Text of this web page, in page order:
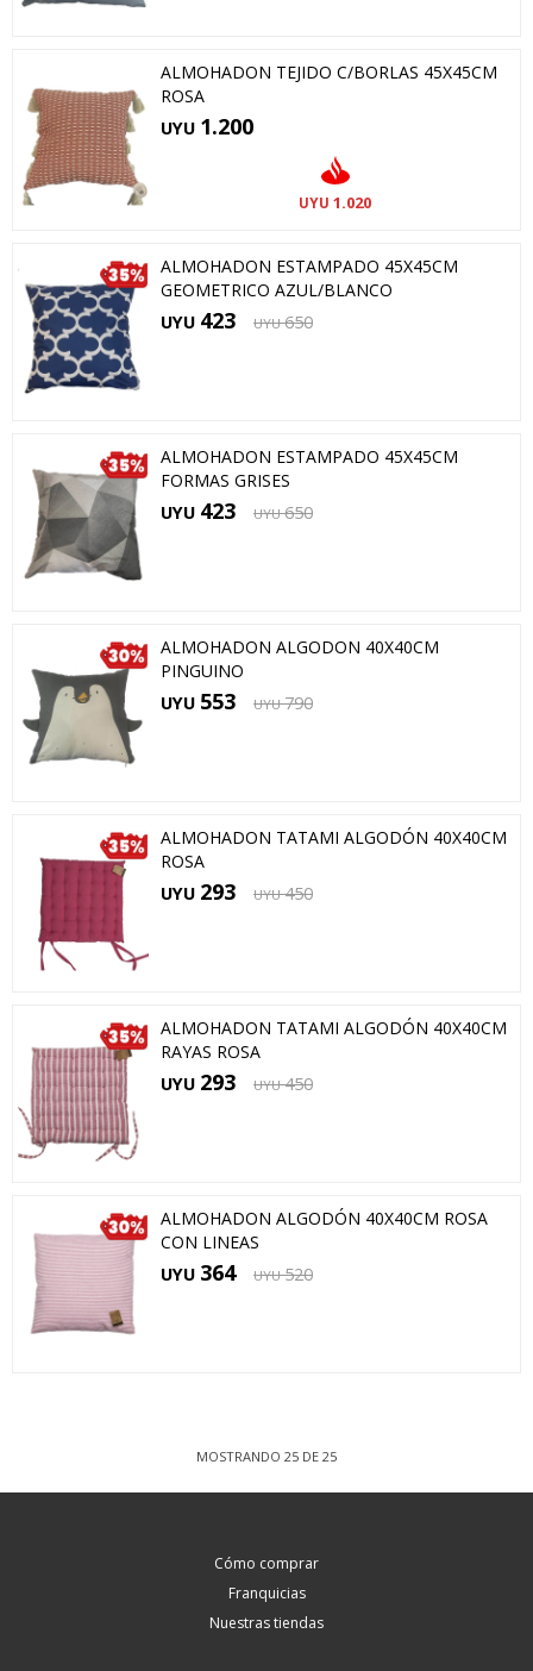
ALMOHADON TEJIDO C/BORLAS 45X45CM
ROSA
UYU 1.200
UYU 1.020
ALMOHADON ESTAMPADO 45X45CM
GEOMETRICO AZUL/BLANCO
UYU 423 UYU 650
ALMOHADON ESTAMPADO 45X45CM
FORMAS GRISES
UYU 423 UYU 650
ALMOHADON ALGODON 40X40CM
PINGUINO
UYU 553 UYU 790
ALMOHADON TATAMI ALGODÓN 40X40CM
ROSA
UYU 293 UYU 450
ALMOHADON TATAMI ALGODÓN 40X40CM
RAYAS ROSA
UYU 293 UYU 450
ALMOHADON ALGODÓN 40X40CM ROSA
CON LINEAS
UYU 364 UYU 520
MOSTRANDO 25 DE 25
Cómo comprar
Franquicias
Nuestras tiendas